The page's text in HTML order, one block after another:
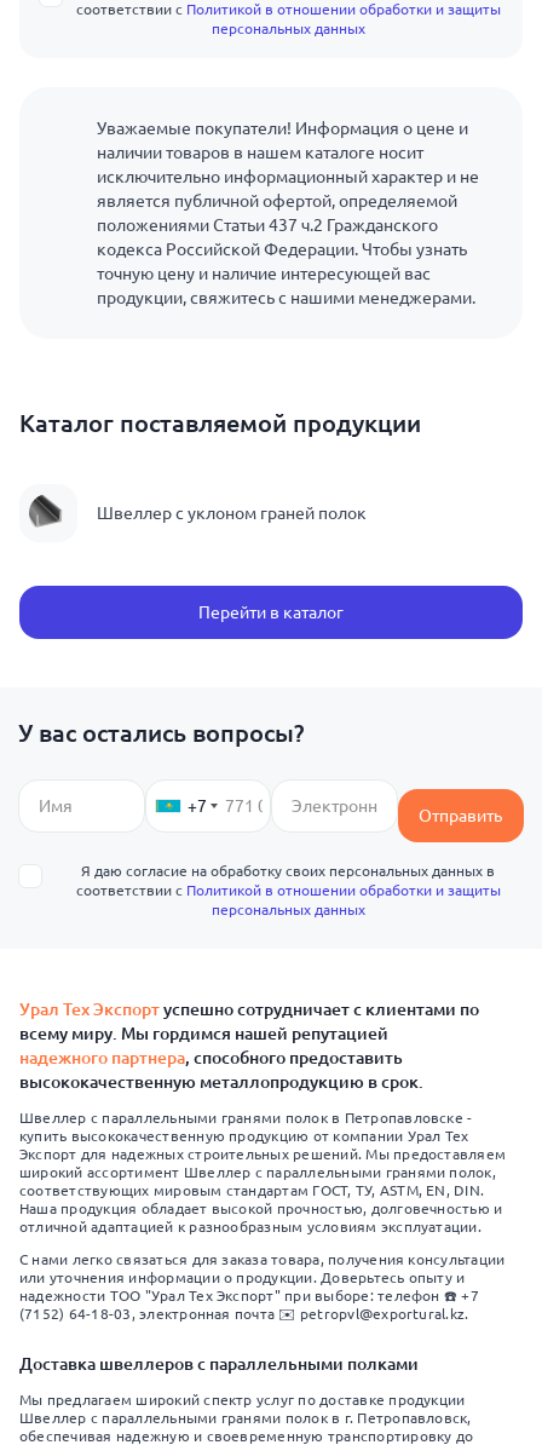
соответствии с Политикой в отношении обработки и защиты
персональных данных
Уважаемые покупатели! Информация о цене и
наличии товаров в нашем каталоге носит
исключительно информационный характер и не
является публичной офертой, определяемой
положениями Статьи 437 ч.2 Гражданского
кодекса Российской Федерации. Чтобы узнать
точную цену и наличие интересующей вас
продукции, свяжитесь с нашими менеджерами.
Каталог поставляемой продукции
Швеллер с уклоном граней полок
Перейти в каталог
У вас остались вопросы?
+7 Отправить
Я даю согласие на обработку своих персональных данных в
соответствии с Политикой в отношении обработки и защиты
персональных данных
Урал Тех Экспортуспешно сотрудничает с клиентами по
всему миру. Мы гордимся нашей репутацией
надежного партнера, способного предоставить
высококачественную металлопродукцию в срок.
Швеллер с параллельными гранями полок в Петропавловске -
купить высококачественную продукцию от компании Урал Тех
Экспорт для надежных строительных решений. Мы предоставляем
широкий ассортимент Швеллер с параллельными гранями полок,
соответствующих мировым стандартам ГОСТ, ТУ, ASTM, EN, DIN.
Наша продукция обладает высокой прочностью, долговечностью и
отличной адаптацией к разнообразным условиям эксплуатации.
С нами легко связаться для заказа товара, получения консультации
или уточнения информации о продукции. Доверьтесь опыту и
надежности ТОО "Урал Тех Экспорт" при выборе: телефон ☎️ +7
(7152) 64-18-03, электронная почта ✉️ petropvl@exportural.kz.
Доставка швеллеров с параллельными полками
Мы предлагаем широкий спектр услуг по доставке продукции
Швеллер с параллельными гранями полок в г. Петропавловск,
обеспечивая надежную и своевременную транспортировку до